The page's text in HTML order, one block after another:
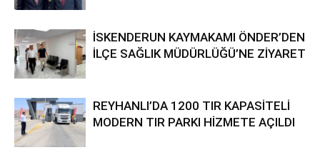
İSKENDERUN KAYMAKAMI ÖNDER’DEN
İLÇE SAĞLIK MÜDÜRLÜĞÜ’NE ZİYARET
REYHANLI’DA 1200 TIR KAPASİTELİ
MODERN TIR PARKI HİZMETE AÇILDI